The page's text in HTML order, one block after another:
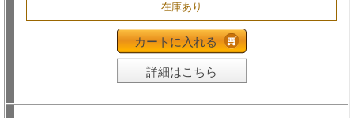
在庫あり
カートに入れる
詳細はこちら